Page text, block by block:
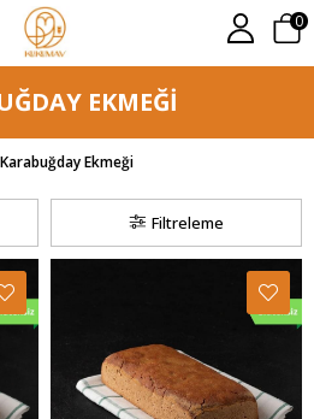
0
EKMEĞI
Karabuğday Ekmeği
Filtreleme